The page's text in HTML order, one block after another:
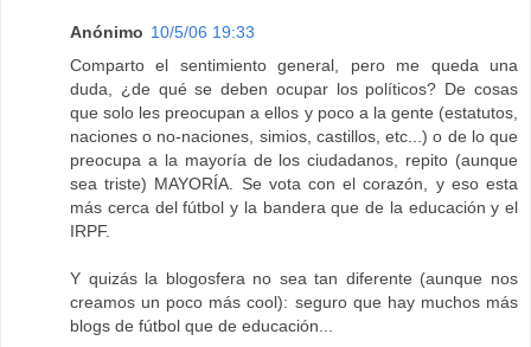
Anónimo 10/5/06 19:33
Comparto el sentimiento general, pero me queda una
duda, ¿de qué se deben ocupar los políticos? De cosas
que solo les preocupan a ellos y poco a la gente (estatutos,
naciones o no-naciones, simios, castillos, etc...) o de lo que
preocupa a la mayoría de los ciudadanos, repito (aunque
sea triste) MAYORÍA. Se vota con el corazón, y eso esta
más cerca del fútbol y la bandera que de la educación y el
IRPF.
Y quizás la blogosfera no sea tan diferente (aunque nos
creamos un poco más cool): seguro que hay muchos más
blogs de fútbol que de educación...